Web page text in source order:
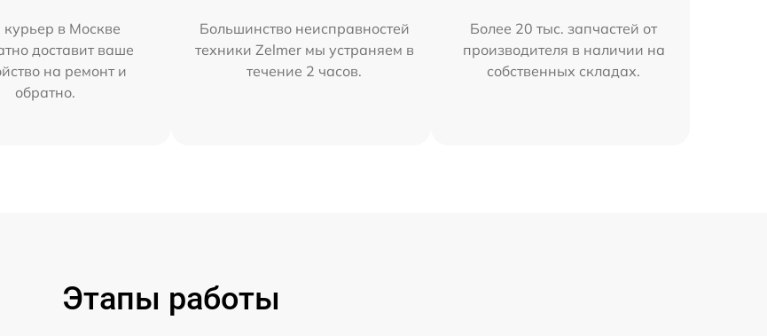
в Москве
доставит ваше
на ремонт и
обратно.
Большинство неисправностей
техники Zelmer мы устраняем в
течение 2 часов.
Более 20 тыс. запчастей от
производителя в наличии на
собственных складах.
Этапы работы